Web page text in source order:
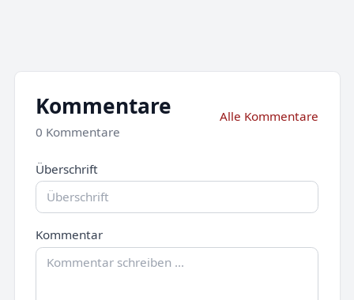
Kommentare
0 Kommentare
Alle Kommentare
Überschrift
Kommentar